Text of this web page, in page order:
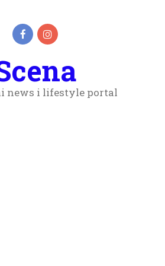
news i lifestyle portal